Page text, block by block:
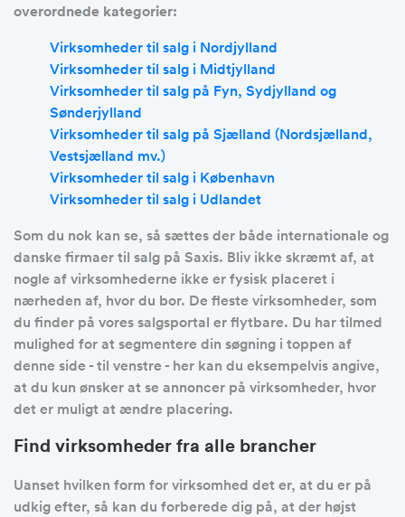
overordnede kategorier:
Virksomheder til salg i Nordjylland
Virksomheder til salg i Midtjylland
Virksomheder til salg på Fyn, Sydjylland og
Sønderjylland
Virksomheder til salg på Sjælland (Nordsjælland,
Vestsjælland mv.)
Virksomheder til salg i København
Virksomheder til salg i Udlandet
Som du nok kan se, så sættes der både internationale og
danske firmaer til salg på Saxis. Bliv ikke skræmt af, at
nogle af virksomhederne ikke er fysisk placeret i
nærheden af, hvor du bor. De fleste virksomheder, som
du finder på vores salgsportal er flytbare. Du har tilmed
mulighed for at segmentere din søgning i toppen af
denne side - til venstre - her kan du eksempelvis angive,
at du kun ønsker at se annoncer på virksomheder, hvor
det er muligt at ændre placering.
Find virksomheder fra alle brancher
Uanset hvilken form for virksomhed det er, at du er på
udkig efter, så kan du forberede dig på, at der højst